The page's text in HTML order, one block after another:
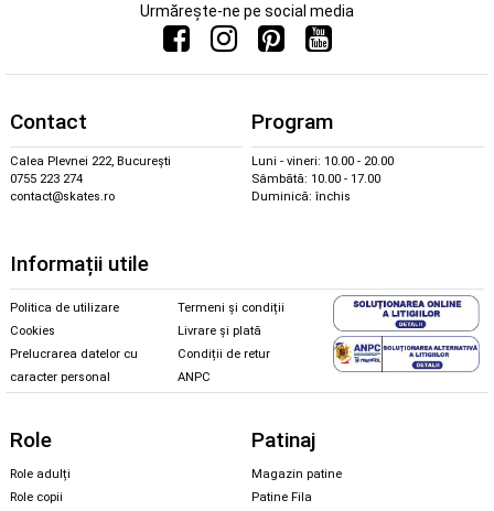
Urmărește-ne pe social media
Contact
Calea Plevnei 222, București
0755 223 274
contact@skates.ro
Program
Luni - vineri: 10.00 - 20.00
Sâmbătă: 10.00 - 17.00
Duminică: închis
Informații utile
Politica de utilizare
Cookies
Prelucrarea datelor cu
caracter personal
Termeni și condiții
Livrare și plată
Condiții de retur
ANPC
Role
Role adulți
Role copii
Patinaj
Magazin patine
Patine Fila